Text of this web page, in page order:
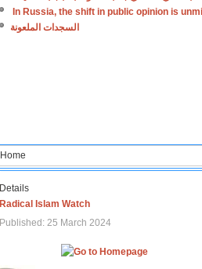
In Russia, the shift in public opinion is
السجدات الملعونة
Home
Details
Radical Islam Watch
Published: 25 March 2024